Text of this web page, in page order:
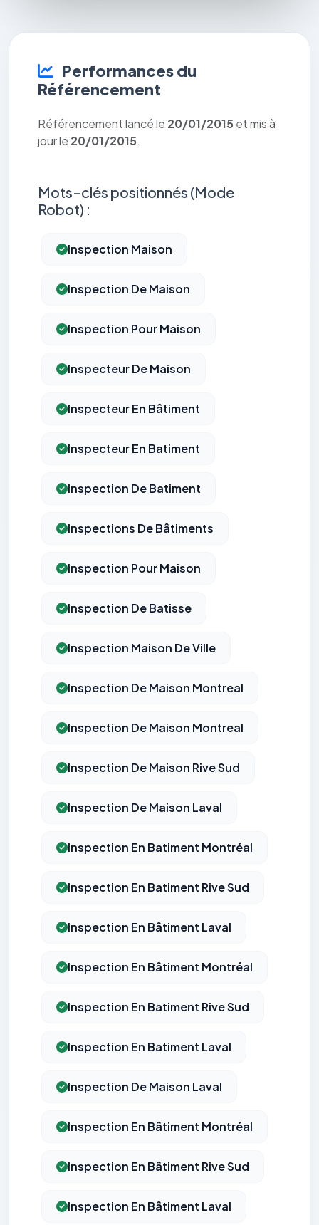
Performances du
Référencement
Référencement lancé le 20/01/2015 et mis à
jour le 20/01/2015.
Mots-clés positionnés (Mode
Robot) :
Inspection Maison
Inspection De Maison
Inspection Pour Maison
Inspecteur De Maison
Inspecteur En Bâtiment
Inspecteur En Batiment
Inspection De Batiment
Inspections De Bâtiments
Inspection Pour Maison
Inspection De Batisse
Inspection Maison De Ville
Inspection De Maison Montreal
Inspection De Maison Montreal
Inspection De Maison Rive Sud
Inspection De Maison Laval
Inspection En Batiment Montréal
Inspection En Batiment Rive Sud
Inspection En Bâtiment Laval
Inspection En Bâtiment Montréal
Inspection En Batiment Rive Sud
Inspection En Batiment Laval
Inspection De Maison Laval
Inspection En Bâtiment Montréal
Inspection En Bâtiment Rive Sud
Inspection En Bâtiment Laval